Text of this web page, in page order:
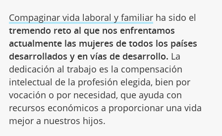
Compaginar vida laboral y familiarha sido el
tremendo reto al que nos enfrentamos
actualmente las mujeres de todos los países
desarrollados y en vías de desarrollo. La
dedicación al trabajo es la compensación
intelectual de la profesión elegida, bien por
vocación o por necesidad, que ayuda con
recursos económicos a proporcionar una vida
mejor a nuestros hijos.